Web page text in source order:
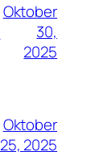
Oktober
30,
2025
Oktober
25, 2025